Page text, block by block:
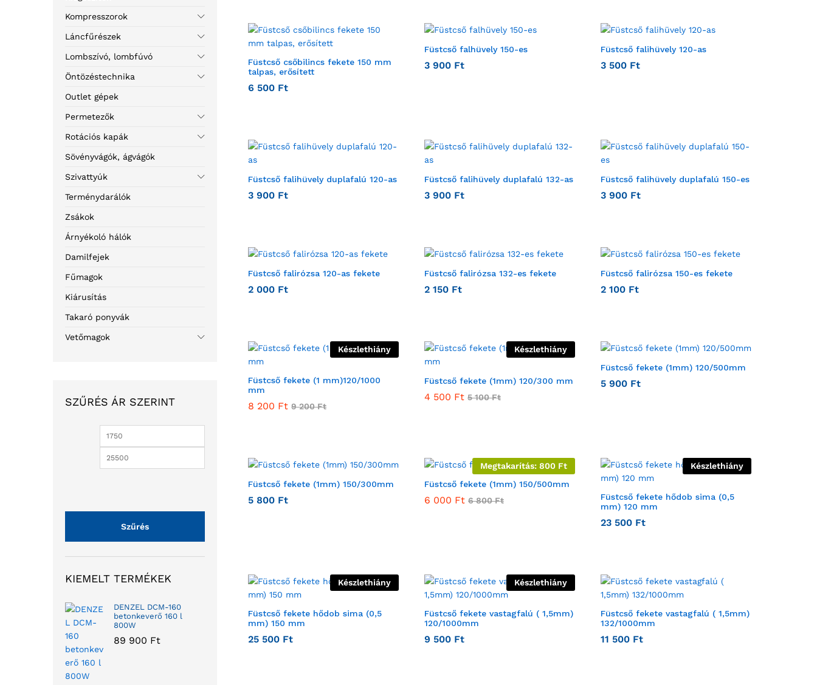
Füstcső csőbilincs fekete 150 mm
talpas, erősített
6 500 Ft
Füstcső falhüvely 150-es
3 900 Ft
Füstcső falihüvely 120-as
3 500 Ft
Füstcső falihüvely duplafalú 120-as
3 900 Ft
Füstcső falihüvely duplafalú 132-as
3 900 Ft
Füstcső falihüvely duplafalú 150-es
3 900 Ft
Füstcső falirózsa 120-as fekete
2 000 Ft
Füstcső falirózsa 132-es fekete
2 150 Ft
Füstcső falirózsa 150-es fekete
2 100 Ft
Készlethiány
Füstcső fekete (1 mm)120/1000
mm
8 200 Ft 9 200Ft
Készlethiány
Füstcső fekete (1mm) 120/300 mm
4 500 Ft 5 100Ft
Füstcső fekete (1mm) 120/500mm
5 900 Ft
Füstcső fekete (1mm) 150/300mm
5 800 Ft
Megtakarítás: 800 Ft
Füstcső fekete (1mm) 150/500mm
6 000 Ft 6 800Ft
Készlethiány
Füstcső fekete hődob sima (0,5
mm) 120 mm
23 500 Ft
Készlethiány
Füstcső fekete hődob sima (0,5
mm) 150 mm
25 500 Ft
Készlethiány
Füstcső fekete vastagfalú ( 1,5mm)
120/1000mm
9 500 Ft
Füstcső fekete vastagfalú ( 1,5mm)
132/1000mm
11 500 Ft
Kompresszorok
Láncfűrészek
Lombszívó, lombfúvó
Öntözéstechnika
Outlet gépek
Permetezők
Rotációs kapák
Sövényvágók, ágvágók
Szivattyúk
Terménydarálók
Zsákok
Árnyékoló hálók
Damilfejek
Fűmagok
Kiárusítás
Takaró ponyvák
Vetőmagok
SZŰRÉS ÁR SZERINT
Szűrés
KIEMELT TERMÉKEK
DENZEL DCM-160
betonkeverő 160 l
800W
89 900 Ft